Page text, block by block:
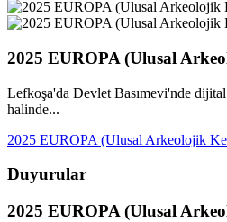
2025 EUROPA (Ulusal
Lefkoşa'da Devlet Basımevi'nde
halinde...
2025 EUROPA (Ulusal Arkeolojik
Duyurular
2025 EUROPA (Ulusal